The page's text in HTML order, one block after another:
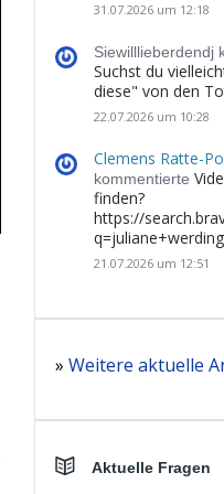
31.07.2026 um 12:18
Siewilllieberdendj
Suchst du
diese" von den
22.07.2026 um 10:28
Clemens Ratte-
kommentierte
finden?
https://
21.07.2026 um 12:51
» Weitere aktuelle
Aktuelle Fragen